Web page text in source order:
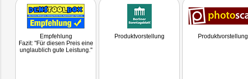
Empfehlung
Fazit: "Für diesen Preis eine
unglaublich gute Leistung."
Produktvorstellung Produktvorstellung